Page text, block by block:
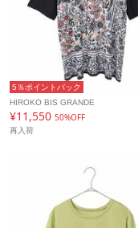
5％ポイントバック
HIROKO BIS GRANDE
¥11,550 50%OFF
再入荷